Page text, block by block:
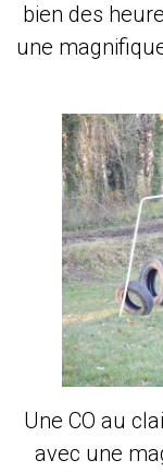
bien des
une
Une CO au
avec une